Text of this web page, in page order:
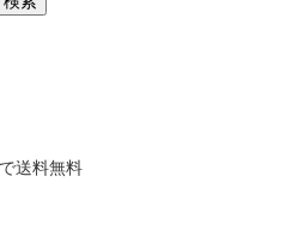
送料無料